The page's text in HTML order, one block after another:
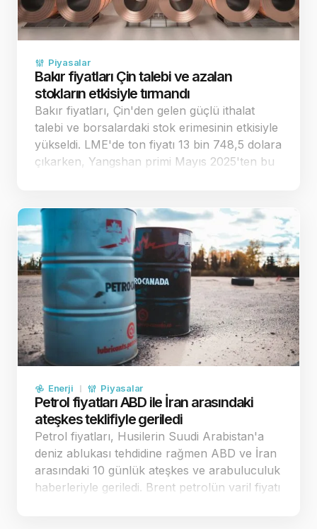
Piyasalar
Bakır fiyatları Çin talebi ve azalan
stokların etkisiyle tırmandı
Bakır fiyatları, Çin'den gelen güçlü ithalat
talebi ve borsalardaki stok erimesinin etkisiyle
yükseldi. LME'de ton fiyatı 13 bin 748,5 dolara
çıkarken, Yangshan primi Mayıs 2025'ten bu
Enerji Piyasalar
Petrol fiyatları ABD ile İran arasındaki
ateşkes teklifiyle geriledi
Petrol fiyatları, Husilerin Suudi Arabistan'a
deniz ablukası tehdidine rağmen ABD ve İran
arasındaki 10 günlük ateşkes ve arabuluculuk
haberleriyle geriledi. Brent petrolün varil fiyatı